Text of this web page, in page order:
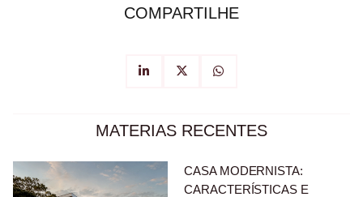
COMPARTILHE
MATERIAS RECENTES
CASA MODERNISTA:
CARACTERÍSTICAS E